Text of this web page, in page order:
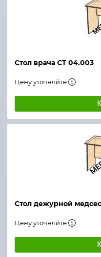
Стол врача СТ 04.003
Цену уточняйте
Стол дежурной
Цену уточняйте